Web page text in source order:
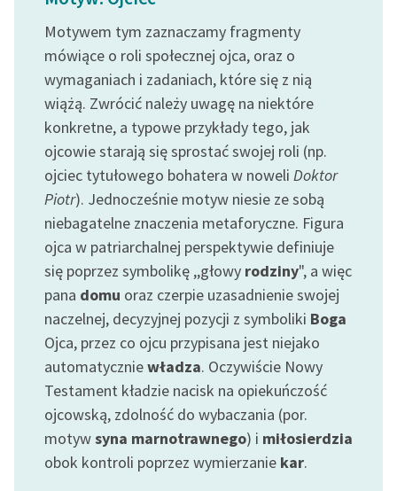
szkolnych i literatury do
słuchania dla uczennic i
uczniów z
niepełnosprawnościami
Feministyczne inspiracje.
Popularyzacja
skandynawskiej literatury
feministycznej
Ręce pełne poezji
Kolekcje edukacyjne
twórców przechodzących
do domeny publicznej,
lektur szkolnych oraz
Starego Testamentu
Odkurzamy bohaterów
Szkoła Poezji Wolnych
Lektur
Motywem tym zaznaczamy fragmenty
mówiące o roli społecznej ojca, oraz o
wymaganiach i zadaniach, które się z nią
wiążą. Zwrócić należy uwagę na niektóre
konkretne, a typowe przykłady tego, jak
ojcowie starają się sprostać swojej roli (np.
ojciec tytułowego bohatera w noweli Doktor
Piotr). Jednocześnie motyw niesie ze sobą
niebagatelne znaczenia metaforyczne. Figura
ojca w patriarchalnej perspektywie definiuje
się poprzez symbolikę ,,głowy rodziny", a więc
pana domu oraz czerpie uzasadnienie swojej
naczelnej, decyzyjnej pozycji z symboliki Boga
Ojca, przez co ojcu przypisana jest niejako
automatyczniewładza. Oczywiście Nowy
Testament kładzie nacisk na opiekuńczość
ojcowską, zdolność do wybaczania (por.
motywsyna marnotrawnego) i miłosierdzia
obok kontroli poprzez wymierzanie kar.